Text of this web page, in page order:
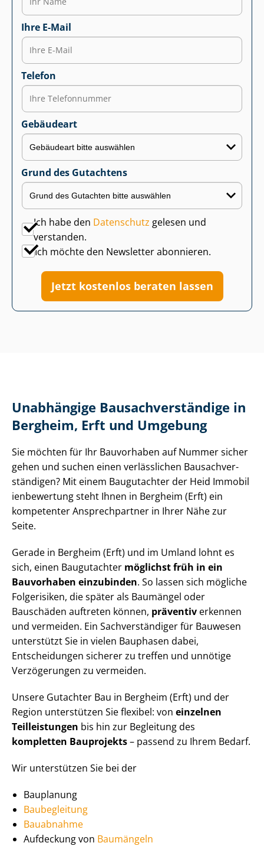
Ihre E-Mail
Telefon
Gebäudeart
Grund des Gutachtens
Ich habe den Datenschutz gelesen und
verstanden.
Ich möchte den Newsletter abonnieren.
Jetzt kostenlos beraten lassen
Unabhängige Bau­sach­ver­stän­di­ge in
Bergheim, Erft und Umgebung
Sie möchten für Ihr Bauvorhaben auf Nummer sicher
gehen und suchen einen verlässlichen Bau­sach­ver­
stän­di­gen? Mit einem Baugutachter der Heid Im­mo­bi­l
i­en­be­wer­tung steht Ihnen in Bergheim (Erft) ein
kompetenter Ansprechpartner in Ihrer Nähe zur
Seite.
Gerade in Bergheim (Erft) und im Umland lohnt es
sich, einen Baugutachter möglichst früh in ein
Bauvorhaben einzubinden. So lassen sich mögliche
Folgerisiken, die später als Baumängel oder
Bauschäden auftreten können, präventiv erkennen
und vermeiden. Ein Sach­ver­stän­di­ger für Bauwesen
unterstützt Sie in vielen Bauphasen dabei,
Entscheidungen sicherer zu treffen und unnötige
Verzögerungen zu vermeiden.
Unsere Gutachter Bau in Bergheim (Erft) und der
Region unterstützen Sie flexibel: von einzelnen
Teilleistungen bis hin zur Begleitung des
kompletten Bauprojekts– passend zu Ihrem Bedarf.
Wir unterstützen Sie bei der
Bauplanung
Baubegleitung
Bauabnahme
Aufdeckung von Baumängeln